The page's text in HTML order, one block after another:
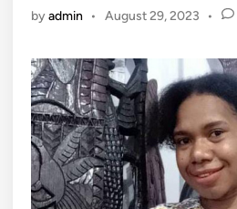
byadmin • August 29, 2023 •